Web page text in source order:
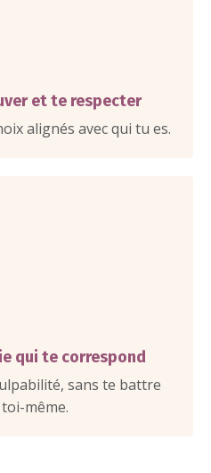
et te respecter
alignés avec qui tu es.
qui te correspond
sans te battre
même.